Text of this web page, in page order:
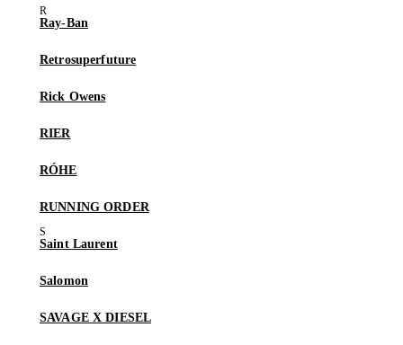
Ray-Ban
Retrosuperfuture
Rick Owens
RIER
RÓHE
RUNNING ORDER
Saint Laurent
Salomon
SAVAGE X DIESEL